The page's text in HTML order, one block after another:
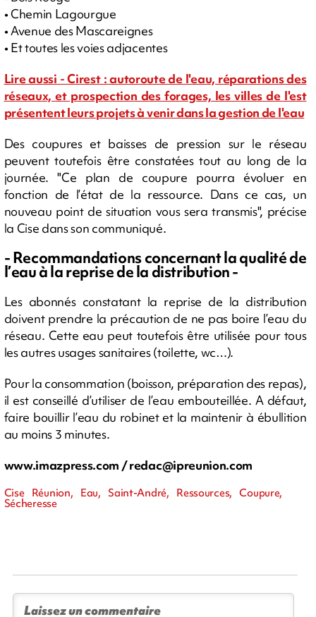
• Chemin Lagourgue
• Avenue des Mascareignes
• Et toutes les voies adjacentes
Lire aussi - Cirest : autoroute de l'eau, réparations des
réseaux, et prospection des forages, les villes de l'est
présentent leurs projets à venir dans la gestion de l'eau
Des coupures et baisses de pression sur le réseau
peuvent toutefois être constatées tout au long de la
journée. "Ce plan de coupure pourra évoluer en
fonction de l’état de la ressource. Dans ce cas, un
nouveau point de situation vous sera transmis", précise
la Cise dans son communiqué.
- Recommandations concernant la qualité de
l’eau à la reprise de la distribution -
Les abonnés constatant la reprise de la distribution
doivent prendre la précaution de ne pas boire l’eau du
réseau. Cette eau peut toutefois être utilisée pour tous
les autres usages sanitaires (toilette, wc…).
Pour la consommation (boisson, préparation des repas),
il est conseillé d’utiliser de l’eau embouteillée. A défaut,
faire bouillir l’eau du robinet et la maintenir à ébullition
au moins 3 minutes.
www.imazpress.com /redac@ipreunion.com
Cise Réunion, Eau, Saint-André, Ressources, Coupure,
Sécheresse